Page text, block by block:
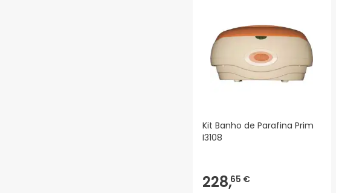
Kit Banho de Parafina Prim
I3108
228,65 €